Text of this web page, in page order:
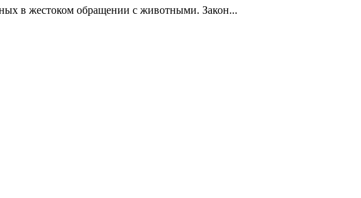
в жестоком обращении с животными. Закон...